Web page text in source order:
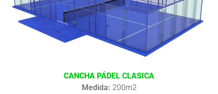
CANCHA PÁDEL CLASICA
Medida: 200m2